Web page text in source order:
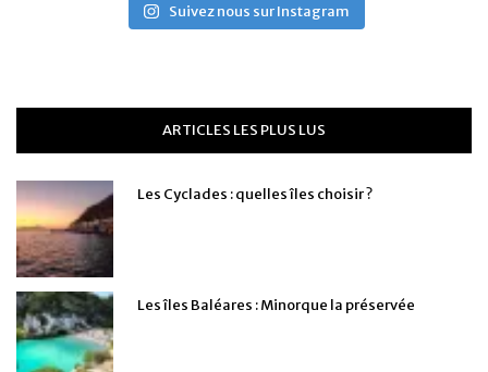
Suivez nous sur Instagram
ARTICLES LES PLUS LUS
Les Cyclades : quelles îles choisir ?
Les îles Baléares : Minorque la préservée